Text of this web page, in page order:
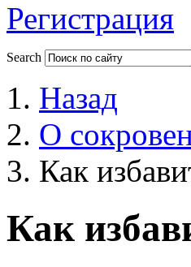
Регистрация
Search
Назад
О
Как
Как